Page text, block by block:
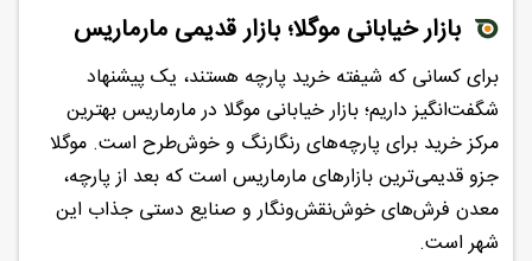
بازار خیابانی موگلا؛ بازار قدیمی مارماریس
برای کسانی که شیفته خرید پارچه هستند، یک پیشنهاد
شگفت‌انگیز داریم؛ بازار خیابانی موگلا در مارماریس بهترین
مرکز خرید برای پارچه‌های رنگارنگ و خوش‌طرح است. موگلا
جزو قدیمی‌ترین بازارهای مارماریس است که بعد از پارچه،
معدن فرش‌های خوش‌نقش‌ونگار و صنایع دستی جذاب این
شهر است.